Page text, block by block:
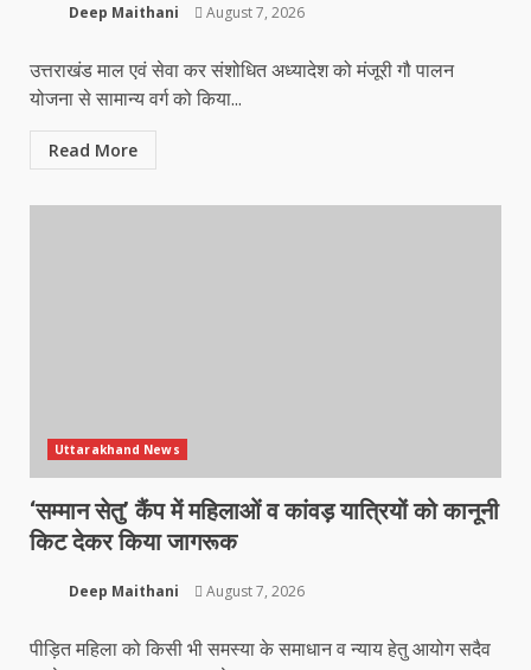
Deep Maithani August 7, 2026
उत्तराखंड माल एवं सेवा कर संशोधित अध्यादेश को मंजूरी गौ पालन
योजना से सामान्य वर्ग को किया...
Read More
Uttarakhand News
‘सम्मान सेतु’ कैंप में महिलाओं व कांवड़ यात्रियों को कानूनी
किट देकर किया जागरूक
Deep Maithani August 7, 2026
पीड़ित महिला को किसी भी समस्या के समाधान व न्याय हेतु आयोग सदैव